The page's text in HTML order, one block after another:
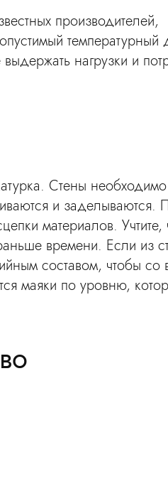
производителей,
температурный
нагрузки и
Стены необходимо
и заделываются.
материалов. Учтите,
времени. Если из
составом, чтобы
маяки по уровню,